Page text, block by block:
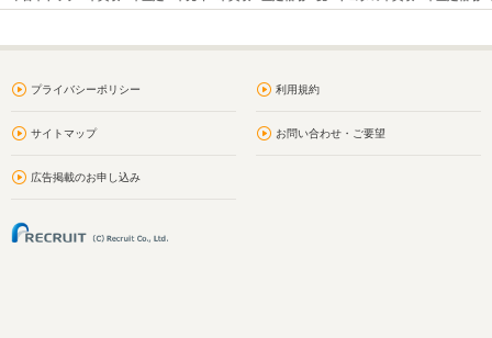
プライバシーポリシー 利用規約
サイトマップ お問い合わせ・ご要望
広告掲載のお申し込み